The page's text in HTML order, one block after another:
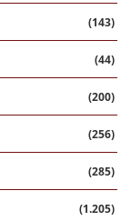
(143)
(44)
(200)
(256)
(285)
(1.205)